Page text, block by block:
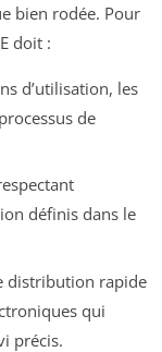
bien rodée. Pour
doit :
d’utilisation, les
de
définis dans le
distribution rapide
qui
précis.